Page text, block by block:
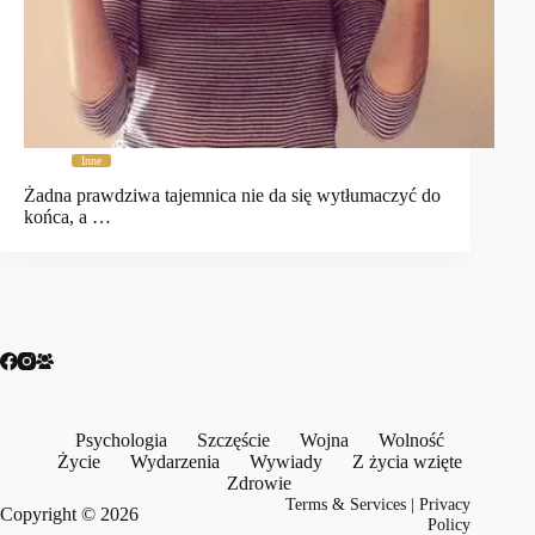
Inne
Żadna prawdziwa tajemnica nie da się wytłumaczyć do
końca, a …
Psychologia Szczęście Wojna
Wolność
Życie
Wydarzenia Wywiady
Z życia wzięte
Zdrowie
Copyright © 2026
Terms & Services |Privacy
Policy